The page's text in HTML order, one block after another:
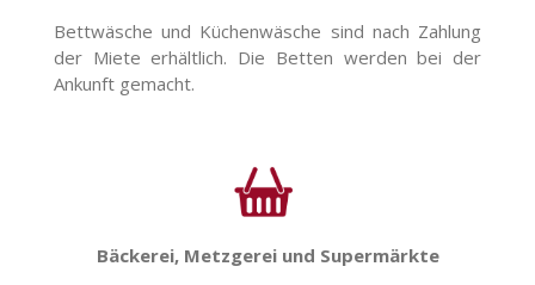
Bettwäsche und Küchenwäsche sind nach Zahlung
der Miete erhältlich. Die Betten werden bei der
Ankunft gemacht.
Bäckerei, Metzgerei und Supermärkte